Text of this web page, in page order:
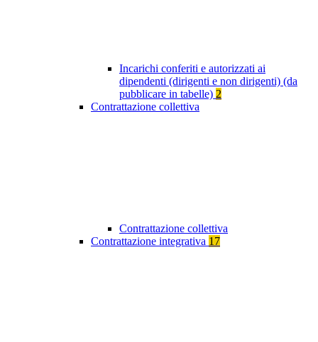
Incarichi conferiti e autorizzati ai
dipendenti (dirigenti e non dirigenti) (da
pubblicare in tabelle) 2
Contrattazione collettiva
Contrattazione collettiva
Contrattazione integrativa 17